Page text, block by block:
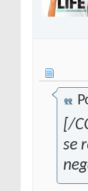
[/
se